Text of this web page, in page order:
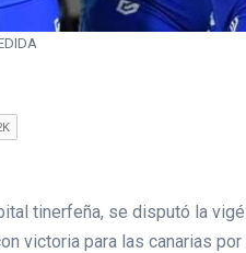
tinerfeña, se disputó la
victoria para las canarias